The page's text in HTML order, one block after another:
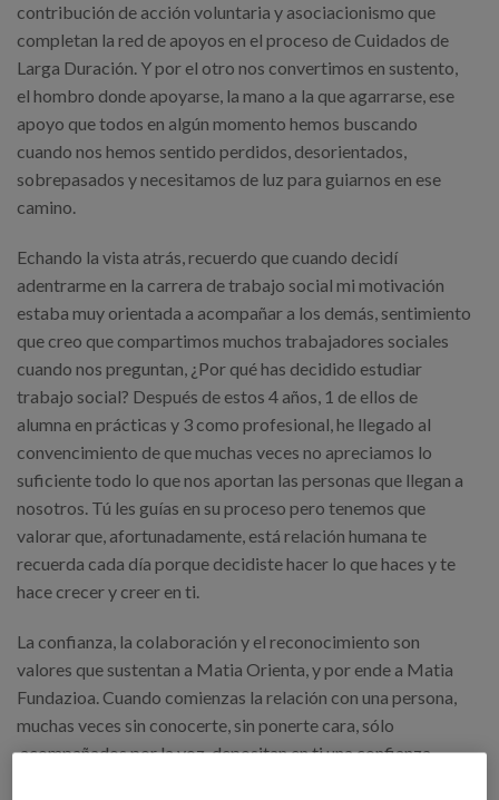
contribución de acción voluntaria y asociacionismo que
completan la red de apoyos en el proceso de Cuidados de
Larga Duración. Y por el otro nos convertimos en sustento,
el hombro donde apoyarse, la mano a la que agarrarse, ese
apoyo que todos en algún momento hemos buscando
cuando nos hemos sentido perdidos, desorientados,
sobrepasados y necesitamos de luz para guiarnos en ese
camino.
Echando la vista atrás, recuerdo que cuando decidí
adentrarme en la carrera de trabajo social mi motivación
estaba muy orientada a acompañar a los demás, sentimiento
que creo que compartimos muchos trabajadores sociales
cuando nos preguntan, ¿Por qué has decidido estudiar
trabajo social? Después de estos 4 años, 1 de ellos de
alumna en prácticas y 3 como profesional, he llegado al
convencimiento de que muchas veces no apreciamos lo
suficiente todo lo que nos aportan las personas que llegan a
nosotros. Tú les guías en su proceso pero tenemos que
valorar que, afortunadamente, está relación humana te
recuerda cada día porque decidiste hacer lo que haces y te
hace crecer y creer en ti.
La confianza, la colaboración y el reconocimiento son
valores que sustentan a Matia Orienta, y por ende a Matia
Fundazioa. Cuando comienzas la relación con una persona,
muchas veces sin conocerte, sin ponerte cara, sólo
acompañados por la voz, depositan en ti una confianza